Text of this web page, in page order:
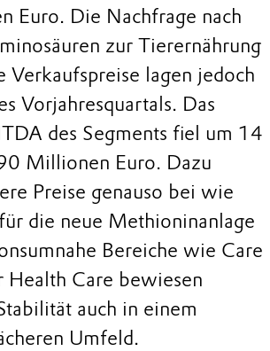
Euro. Die Nachfrage nach
zur Tierernährung
Verkaufspreise lagen jedoch
Vorjahresquartals. Das
des Segments fiel um 14
Millionen Euro. Dazu
Preise genauso bei wie
die neue Methioninanlage
Bereiche wie Care
Health Care bewiesen
auch in einem
Umfeld.